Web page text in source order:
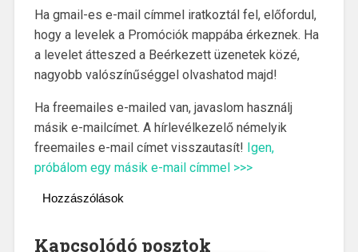
Ha gmail-es e-mail címmel iratkoztál fel, előfordul,
hogy a levelek a Promóciók mappába érkeznek. Ha
a levelet átteszed a Beérkezett üzenetek közé,
nagyobb valószínűséggel olvashatod majd!
Ha freemailes e-mailed van, javaslom használj
másik e-mailcímet. A hírlevélkezelő némelyik
freemailes e-mail címet visszautasít! Igen,
próbálom egy másik e-mail címmel >>>
Hozzászólások
Kapcsolódó posztok